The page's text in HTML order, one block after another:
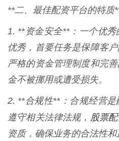
**二、最佳配资平台的特质
1. **资金安全**：一个优
优秀，首要任务是保障客
严格的资金管理制度和完
金不被挪用或遭受损失。
2. **合规性**：合规经营
遵守相关法律法规， 股票
资质，确保业务的合法性和